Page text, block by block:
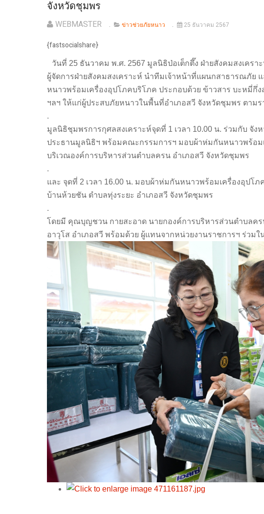
จังหวัดชุมพร
WEBMASTER ข่าวช่วยภัยหนาว 25 ธันวาคม 2567
{fastsocialshare}
วันที่ 25 ธันวาคม พ.ศ. 2567 มูลนิธิป่อเต็กตึ๊ง ฝ่ายสังคมสงเคร
ผู้จัดการฝ่ายสังคมสงเคราะห์ นำทีมเจ้าหน้าที่แผนกสาธารณภัย
หนาวพร้อมเครื่องอุปโภคบริโภค ประกอบด้วย ข้าวสาร บะหมี่กึ่
ฯลฯ ให้แก่ผู้ประสบภัยหนาวในพื้นที่อำเภอสวี จังหวัดชุมพร ตามร
.
จุดที่ 1 เวลา 10.00 น. ร่วมกับ
มูลนิธิชุมพรการกุศลสงเคราะห์
จัง
ประธานมูลนิธิฯ พร้อมคณะกรรมการฯ มอบผ้าห่มกันหนาวพร้อ
บริเวณองค์การบริหารส่วนตำบลครน อำเภอสวี จังหวัดชุมพร
.
และ จุดที่ 2 เวลา 16.00 น. มอบผ้าห่มกันหนาวพร้อมเครื่องอุปโ
บ้านห้วยชัน ตำบลทุ่งระยะ อำเภอสวี จังหวัดชุมพร
.
โดยมี คุณบุญชวน กายสะอาด นายกองค์การบริหารส่วนตำบลค
อาวุโส อำเภอสวี พร้อมด้วย ผู้แทนจากหน่วยงานราชการฯ ร่วม